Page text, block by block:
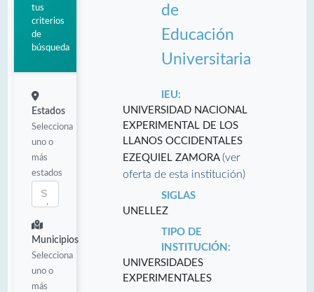
tus
criterios
de
búsqueda
Estados
Selecciona
uno o
más
estados
Municipios
Selecciona
uno o
más
de
Educación
Universitaria
IEU:
UNIVERSIDAD NACIONAL
EXPERIMENTAL DE LOS
LLANOS OCCIDENTALES
EZEQUIEL ZAMORA (ver
oferta de esta institución)
SIGLAS
UNELLEZ
TIPO DE
INSTITUCIÓN:
UNIVERSIDADES
EXPERIMENTALES